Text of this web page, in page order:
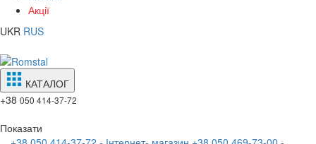
Акції
UKR RUS
КАТАЛОГ
+38 050 414-37-72
Показати